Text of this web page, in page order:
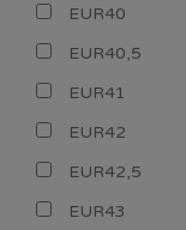
EUR40
EUR40,5
EUR41
EUR42
EUR42,5
EUR43